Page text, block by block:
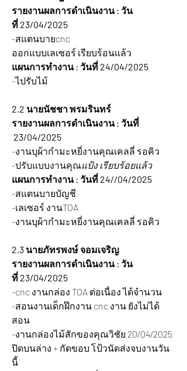
รายงานผลการดำเนินงาน : วัน
ที่ 23/04/2025
-สแตนบายcnc
ออกแบบเลเซอร์ เรียบร้อนแล้ว
แผนการทำงาน : วันที่ 24/04/2025
-ไปรับไม้
2.2 นายนัชชา พรมรินทร์
รายงานผลการดำเนินงาน : วันที่
23/04/2025
-งานบุผ้ากำมะหยี่งานคุณเคลลี่ รอคิว
-ปรับแบบงานคุณแป้ง เรียบร้อยแล้ว
แผนการทำงาน : วันที่ 24//04/2025
-สแตนบายบัญชี
-เลเซอร์ งานTOA
-งานบุผ้ากำมะหยี่งานคุณเคลลี่ รอคิว
2.3 นายภัทรพงษ์ จอมเจริญ
รายงานผลการดำเนินงาน : วัน
ที่ 23/04/2025
-cnc งานกล่อง TOA ต่อเนื่อง ได้จำนวน
-สอนงานเด็กฝ๊กงาน cnc งาน ยังไม่ได้
สอน
-งานกล่องไม้สักของคุณวิชัย 20/04/2025
ปิดบนล่าง + กัดขอบ โป้วนัดส่งจบงานวัน
นี้